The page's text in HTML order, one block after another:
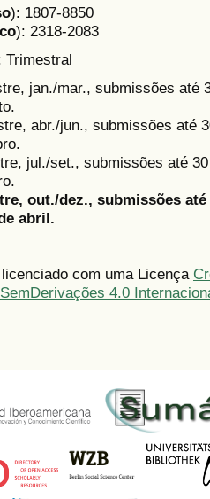
): 1807-8850
): 2318-2083
Trimestral
jan./mar., submissões até
abr./jun., submissões até
jul./set., submissões até
out./dez., submissões
abril.
com uma Licença
4.0